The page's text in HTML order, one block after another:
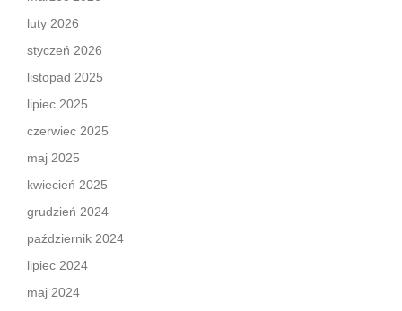
luty 2026
styczeń 2026
listopad 2025
lipiec 2025
czerwiec 2025
maj 2025
kwiecień 2025
grudzień 2024
październik 2024
lipiec 2024
maj 2024